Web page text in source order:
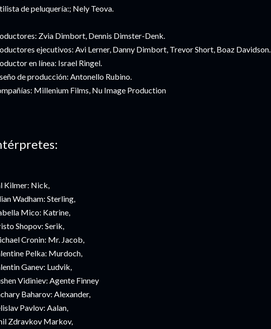
de peluquería:; Nely Teova.
Zvia Dimbort, Dennis Dimster-Denk.
ejecutivos: Avi Lerner, Danny Dimbort, Trevor Short, Boaz Davidson.
en línea: Israel Ringel.
de producción: Antonello Rubino.
Millenium Films, Nu Image Production
Kilmer: Nick,
Wadham: Sterling,
Mico: Katrine,
Shopov: Serik,
Cronin: Mr. Jacob,
Pelka: Murdoch,
Ganev: Ludvik,
Vidiniev: Agente Finney
Baharov: Alexander,
Pavlov: Aalan,
Zdravkov Markov,